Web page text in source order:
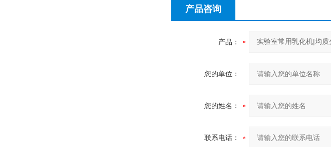
产品咨询
产品：
您的单位：
您的姓名：
联系电话：